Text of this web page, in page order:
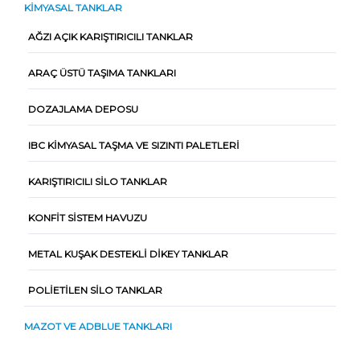
KIMYASAL TANKLAR
AĞZI AÇIK KARIŞTIRICILI TANKLAR
ARAÇ ÜSTÜ TAŞIMA TANKLARI
DOZAJLAMA DEPOSU
IBC KIMYASAL TAŞMA VE SIZINTI PALETLERI
KARIŞTIRICILI SILO TANKLAR
KONFIT SISTEM HAVUZU
METAL KUŞAK DESTEKLI DIKEY TANKLAR
POLIETILEN SILO TANKLAR
MAZOT VE ADBLUE TANKLARI